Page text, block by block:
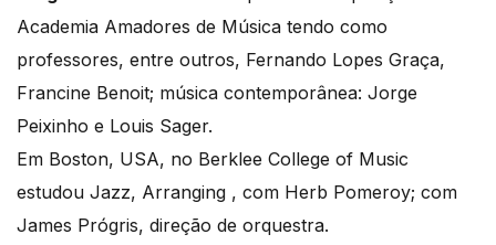
Academia Amadores de Música tendo como
professores, entre outros, Fernando Lopes Graça,
Francine Benoit; música contemporânea: Jorge
Peixinho e Louis Sager.
Em Boston, USA, no Berklee College of Music
estudou Jazz, Arranging , com Herb Pomeroy; com
James Prógris, direção de orquestra.